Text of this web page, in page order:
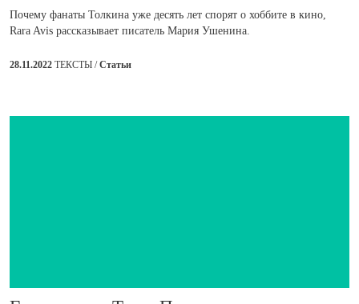
Почему фанаты Толкина уже десять лет спорят о хоббите в кино,
Rara Avis рассказывает писатель Мария Ушенина.
28.11.2022 ТЕКСТЫ /Статьи